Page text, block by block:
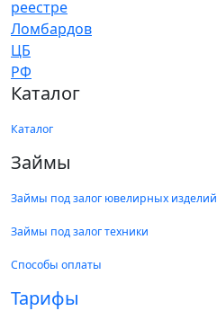
Каталог
Каталог
Займы
Займы под залог ювелирных изделий
Займы под залог техники
Способы оплаты
Тарифы